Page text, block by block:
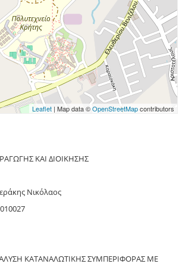
Leaflet| Map data ©OpenStreetMapcontributors
ΚΑΙ ΔΙΟΙΚΗΣΗΣ
Νικόλαος
ΚΑΤΑΝΑΛΩΤΙΚΗΣ ΣΥΜΠΕΡΙΦΟΡΑΣ ΜΕ